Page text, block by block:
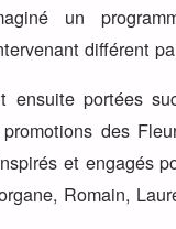
un
différent
ensuite portées
des
et engagés
Romain,